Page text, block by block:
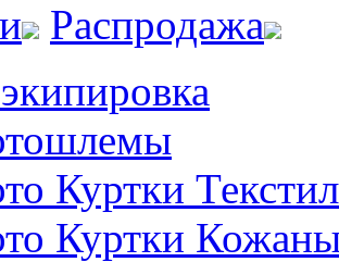
Распродажа
Куртки
Куртки